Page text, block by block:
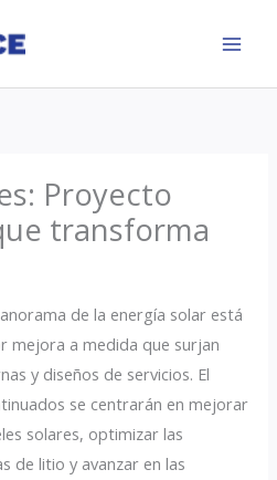
Proyecto
transforma
de la energía solar está
mejora a medida que surjan
y diseños de servicios. El
se centrarán en mejorar
solares, optimizar las
de litio y avanzar en las